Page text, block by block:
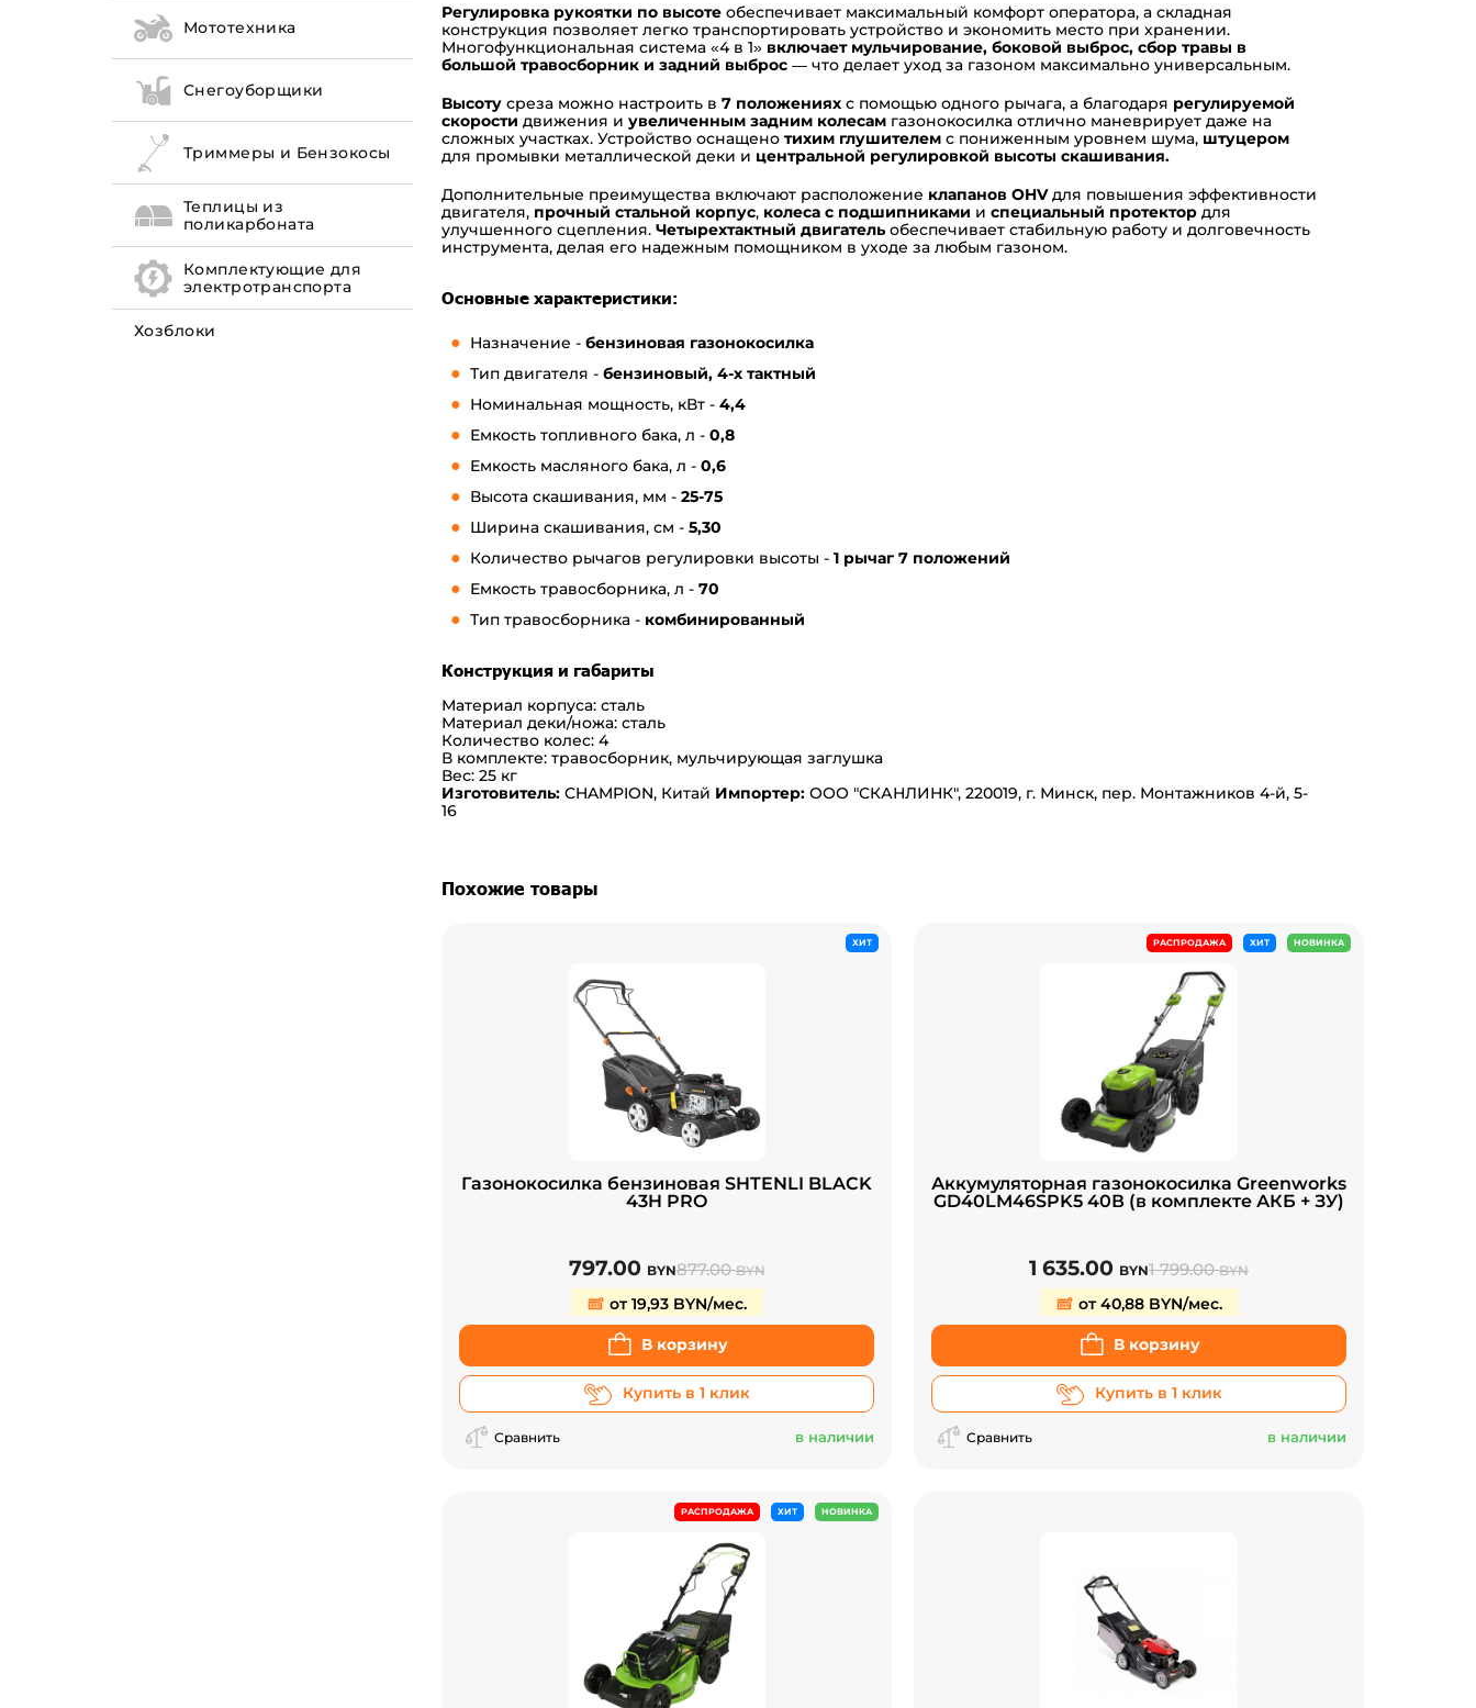
Мототехника
Снегоуборщики
Триммеры и Бензокосы
Теплицы из
поликарбоната
Комплектующие для
электротранспорта
Хозблоки
Регулировка рукоятки по высоте обеспечивает максимальный комфорт оператора, а складная
конструкция позволяет легко транспортировать устройство и экономить место при хранении.
Многофункциональная система «4 в 1» включает мульчирование, боковой выброс, сбор травы в
большой травосборник и задний выброс — что делает уход за газоном максимально универсальным.
Высоту среза можно настроить в 7 положениях с помощью одного рычага, а благодаря регулируемой
скорости движения и увеличенным задним колесам газонокосилка отлично маневрирует даже на
сложных участках. Устройство оснащено тихим глушителем с пониженным уровнем шума, штуцером
для промывки металлической деки и центральной регулировкой высоты скашивания.
Дополнительные преимущества включают расположение клапанов OHVдля повышения эффективности
двигателя, прочный стальной корпус, колеса с подшипниками и специальный протектор для
улучшенного сцепления. Четырехтактный двигательобеспечивает стабильную работу и долговечность
инструмента, делая его надежным помощником в уходе за любым газоном.
Основные характеристики:
Назначение - бензиновая газонокосилка
Тип двигателя - бензиновый, 4-х тактный
Номинальная мощность, кВт - 4,4
Емкость топливного бака, л - 0,8
Емкость масляного бака, л - 0,6
Высота скашивания, мм - 25-75
Ширина скашивания, см - 5,30
Количество рычагов регулировки высоты - 1 рычаг 7 положений
Емкость травосборника, л - 70
Тип травосборника - комбинированный
Конструкция и габариты
Материал корпуса: сталь
Материал деки/ножа: сталь
Количество колес: 4
В комплекте: травосборник, мульчирующая заглушка
Вес: 25 кг
Изготовитель: CHAMPION, Китай Импортер: ООО "СКАНЛИНК", 220019, г. Минск, пер. Монтажников 4-й, 5-
16
Похожие товары
ХИТ
Газонокосилка бензиновая SHTENLI BLACK
43H PRO
797.00 BYN877.00BYN
от 19,93 BYN/мес.
В корзину
Купить в 1 клик
Сравнить в наличии
РАСПРОДАЖА ХИТ НОВИНКА
Аккумуляторная газонокосилка Greenworks
GD40LM46SPK5 40В (в комплекте АКБ + ЗУ)
1 635.00 BYN1 799.00BYN
от 40,88 BYN/мес.
В корзину
Купить в 1 клик
Сравнить в наличии
РАСПРОДАЖА ХИТ НОВИНКА